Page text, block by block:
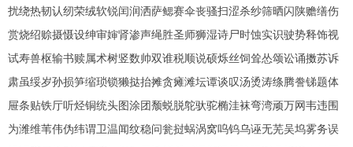
扰绕热韧认纫荣绒软锐闰润洒萨鳃赛伞丧骚扫涩杀纱筛晒闪陕赡缮伤
赏烧绍赊摄慑设绅审婶肾渗声绳胜圣师狮湿诗尸时蚀实识驶势释饰视
试寿兽枢输书赎属术树竖数帅双谁税顺说硕烁丝饲耸怂颂讼诵擞苏诉
肃虽绥岁孙损笋缩琐锁獭挞抬摊贪瘫滩坛谭谈叹汤烫涛绦腾誊锑题体
屉条贴铁厅听烃铜统头图涂团颓蜕脱鸵驮驼椭洼袜弯湾顽万网韦违围
为潍维苇伟伪纬谓卫温闻纹稳问瓮挝蜗涡窝呜钨乌诬无芜吴坞雾务误